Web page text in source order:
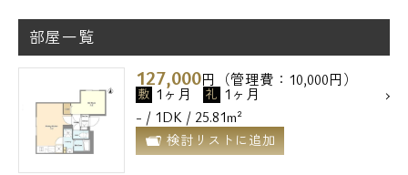
部屋一覧
127,000円（管理費：10,000円）
敷 1ヶ月 礼 1ヶ月
- / 1DK / 25.81m²
検討リストに追加